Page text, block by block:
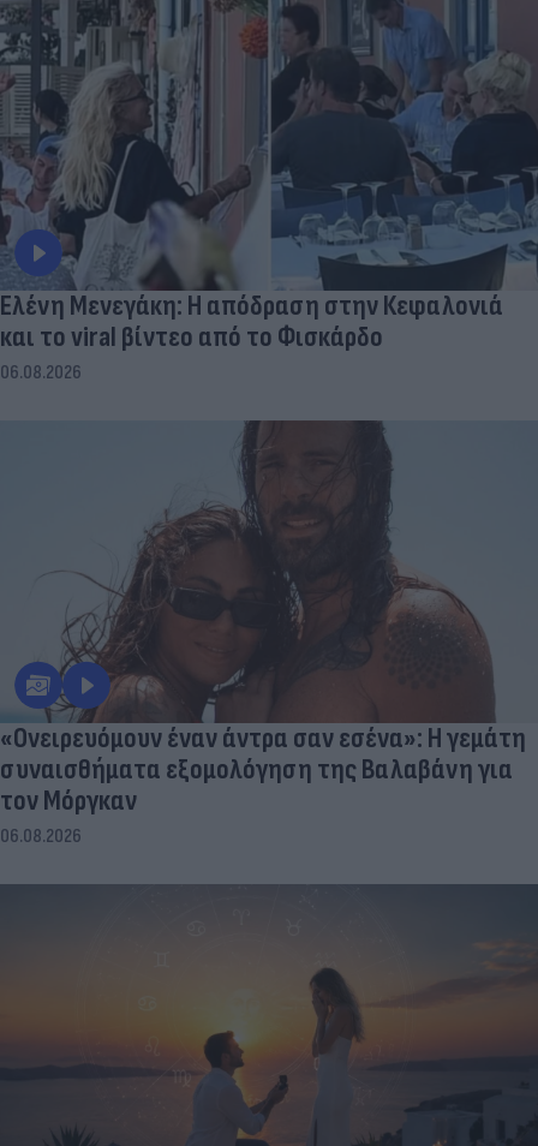
Ελένη Μενεγάκη: Η απόδραση στην Κεφαλονιά
και το viral βίντεο από το Φισκάρδο
06.08.2026
«Ονειρευόμουν έναν άντρα σαν εσένα»: Η γεμάτη
συναισθήματα εξομολόγηση της Βαλαβάνη για
τον Μόργκαν
06.08.2026